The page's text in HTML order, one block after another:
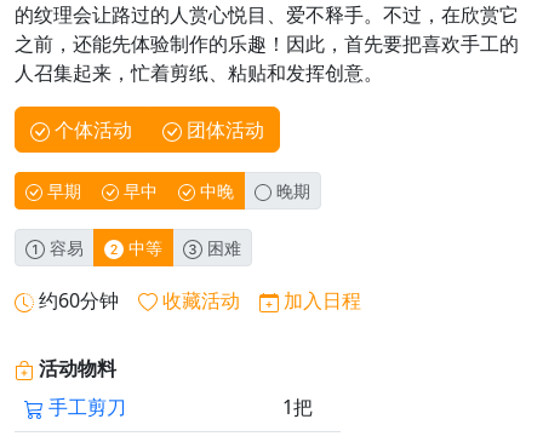
的纹理会让路过的人赏心悦目、爱不释手。不过，在欣赏它
之前，还能先体验制作的乐趣！因此，首先要把喜欢手工的
人召集起来，忙着剪纸、粘贴和发挥创意。
个体活动 团体活动
早期 早中 中晚 晚期
容易 中等 困难
约60分钟 收藏活动 加入日程
活动物料
手工剪刀
1把